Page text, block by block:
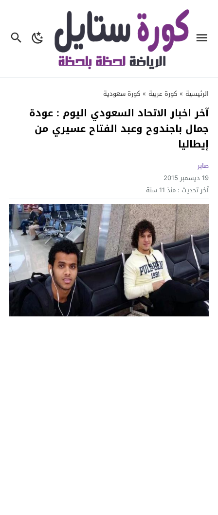
الرئيسية » كورة عربية » كورة سعودية
آخر اخبار الاتحاد السعودي اليوم : عودة
جمال باجندوح وعبد الفتاح عسيري من
إيطاليا
صابر
19 ديسمبر 2015
آخر تحديث : منذ 11 سنة